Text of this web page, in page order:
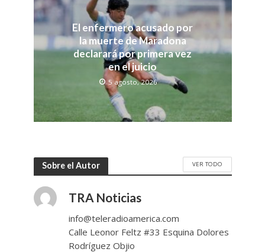
El enfermero acusado por
la muerte de Maradona
declarará por primera vez
en el juicio
5 agosto, 2026
Sobre el Autor VER TODO
TRA Noticias
info@teleradioamerica.com
Calle Leonor Feltz #33 Esquina Dolores
Rodríguez Objio